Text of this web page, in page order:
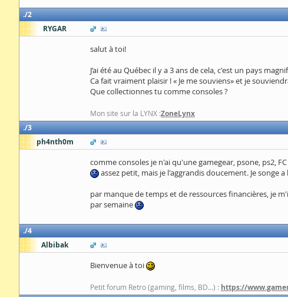
2
RYGAR
salut à toi!
J’ai été au Québec il y a 3 ans de cela, c'est un pays
Ca fait vraiment plaisir ! « Je me souviens» et je
Que collectionnes tu comme consoles ?
Mon site sur la LYNX :ZoneLynx
3
ph4nth0m
comme consoles je n'ai qu'une gamegear, psone, ps2,
assez petit, mais je l'aggrandis doucement. Je songe
par manque de temps et de ressources financières, je
par semaine
4
Albibak
Bienvenue à toi
Petit forum Retro (gaming, films, BD...) : https://